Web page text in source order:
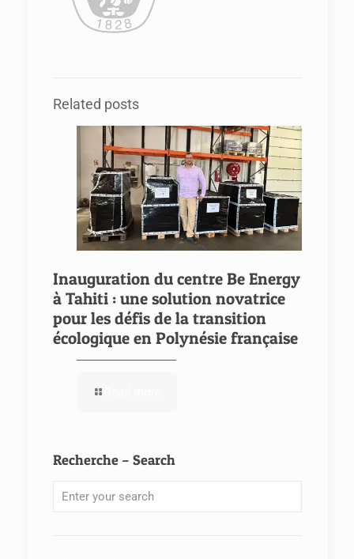
Related posts
Inauguration du centre Be Energy
à Tahiti : une solution novatrice
pour les défis de la transition
écologique en Polynésie française
Recherche – Search